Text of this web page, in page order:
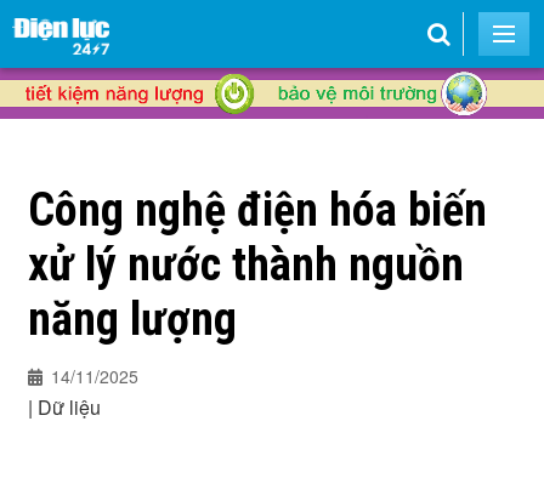
Công nghệ điện hóa biến
xử lý nước thành nguồn
năng lượng
14/11/2025
| Dữ liệu